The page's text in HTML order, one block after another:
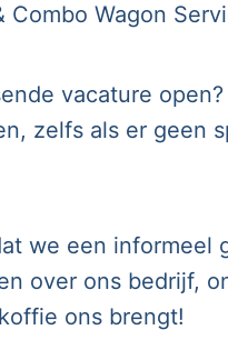
Combo Wagon
vacature
zelfs als er geen
we een informeel
over ons bedrijf,
ons brengt!